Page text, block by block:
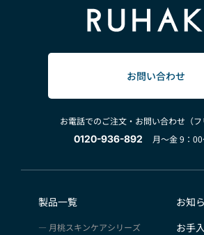
お問い合わせ
お電話でのご注文・お問い合わせ（フ
0120-936-892
月～金 9：
製品一覧
月桃スキンケアシリーズ
お知
お手